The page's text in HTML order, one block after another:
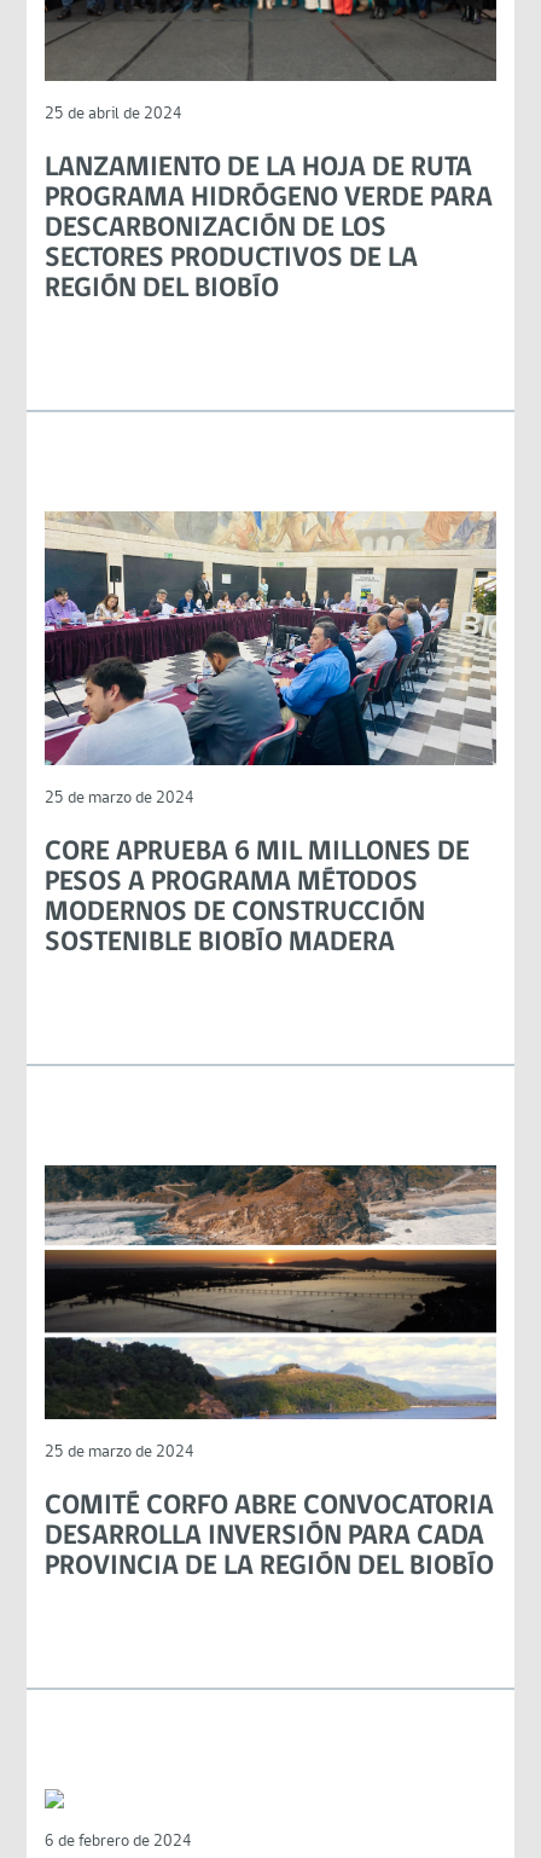
25 de abril de 2024
LANZAMIENTO DE LA HOJA DE RUTA
PROGRAMA HIDRÓGENO VERDE PARA
DESCARBONIZACIÓN DE LOS
SECTORES PRODUCTIVOS DE LA
REGIÓN DEL BIOBÍO
25 de marzo de 2024
CORE APRUEBA 6 MIL MILLONES DE
PESOS A PROGRAMA MÉTODOS
MODERNOS DE CONSTRUCCIÓN
SOSTENIBLE BIOBÍO MADERA
25 de marzo de 2024
COMITÉ CORFO ABRE CONVOCATORIA
DESARROLLA INVERSIÓN PARA CADA
PROVINCIA DE LA REGIÓN DEL BIOBÍO
6 de febrero de 2024